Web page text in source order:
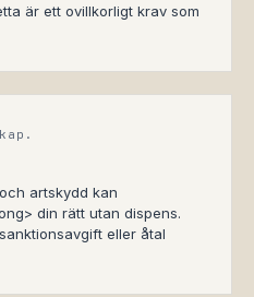
är ett ovillkorligt krav som
artskydd kan
din rätt utan dispens.
eller åtal